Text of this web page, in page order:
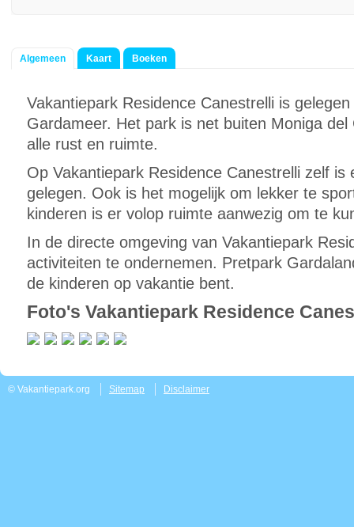
Algemeen Kaart Boeken
Vakantiepark Residence Canestrelli is
Gardameer. Het park is net buiten Moniga
alle rust en ruimte.
Op Vakantiepark Residence Canestrelli zelf is
gelegen. Ook is het mogelijk om lekker te
kinderen is er volop ruimte aanwezig om te
In de directe omgeving van Vakantiepark
activiteiten te ondernemen. Pretpark
de kinderen op vakantie bent.
Foto's Vakantiepark Residence
© Vakantiepark.org Sitemap Disclaimer